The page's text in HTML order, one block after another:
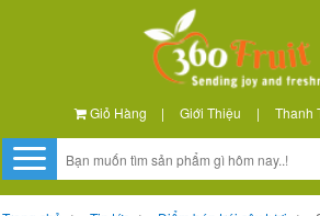
Giỏ Hàng | Giới Thiệu | Thanh